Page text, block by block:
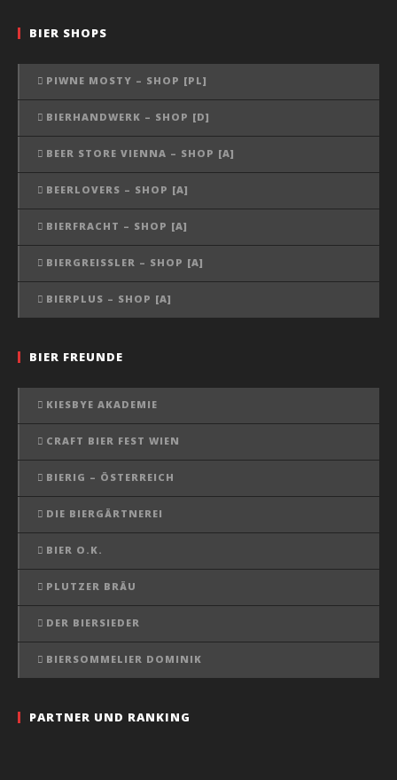
BIER SHOPS
PIWNE MOSTY – SHOP [PL]
BIERHANDWERK – SHOP [D]
BEER STORE VIENNA – SHOP [A]
BEERLOVERS – SHOP [A]
BIERFRACHT – SHOP [A]
BIERGREISSLER – SHOP [A]
BIERPLUS – SHOP [A]
BIER FREUNDE
KIESBYE AKADEMIE
CRAFT BIER FEST WIEN
BIERIG – ÖSTERREICH
DIE BIERGÄRTNEREI
BIER O.K.
PLUTZER BRÄU
DER BIERSIEDER
BIERSOMMELIER DOMINIK
PARTNER UND RANKING